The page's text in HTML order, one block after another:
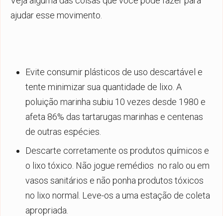
ajudar esse movimento.
Evite consumir plásticos de uso descartável e
tente minimizar sua quantidade de lixo. A
poluição marinha subiu 10 vezes desde 1980 e
afeta 86% das tartarugas marinhas e centenas
de outras espécies.
Descarte corretamente os produtos químicos e
o lixo tóxico. Não jogue remédios no ralo ou em
vasos sanitários e não ponha produtos tóxicos
no lixo normal. Leve-os a uma estação de coleta
apropriada.